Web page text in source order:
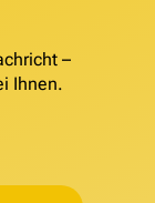
–
Ihnen.